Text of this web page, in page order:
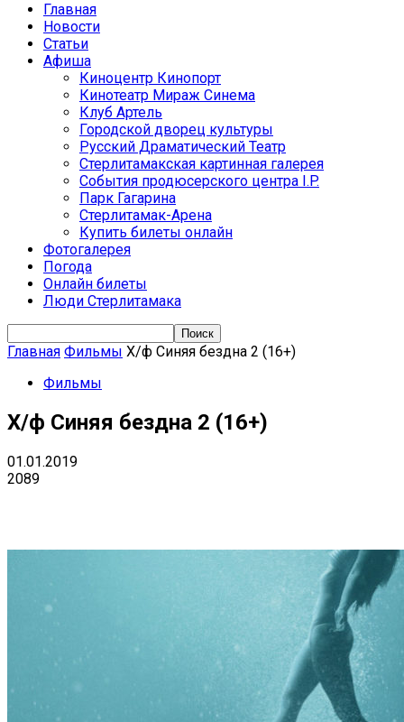
Главная
Новости
Статьи
Афиша
Киноцентр Кинопорт
Кинотеатр Мираж Синема
Клуб Артель
Городской дворец культуры
Русский Драматический Театр
Стерлитамакская картинная галерея
События продюсерского центра I.P.
Парк Гагарина
Стерлитамак-Арена
Купить билеты онлайн
Фотогалерея
Погода
Онлайн билеты
Люди Стерлитамака
Главная Фильмы Х/ф Синяя бездна 2 (16+)
Фильмы
Х/ф Синяя бездна 2 (16+)
01.01.2019
2089